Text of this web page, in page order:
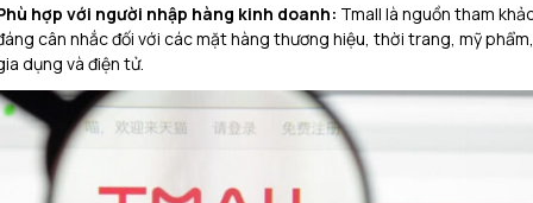
hợp với người nhập hàng kinh doanh: Tmall là nguồn tham
cân nhắc đối với các mặt hàng thương hiệu, thời trang, mỹ phẩm,
dụng và điện tử.